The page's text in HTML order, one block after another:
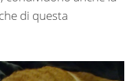
di questa